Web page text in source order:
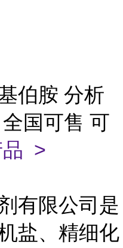
伯胺 分析
国可售 可
品 >
有限公司是
盐、精细化